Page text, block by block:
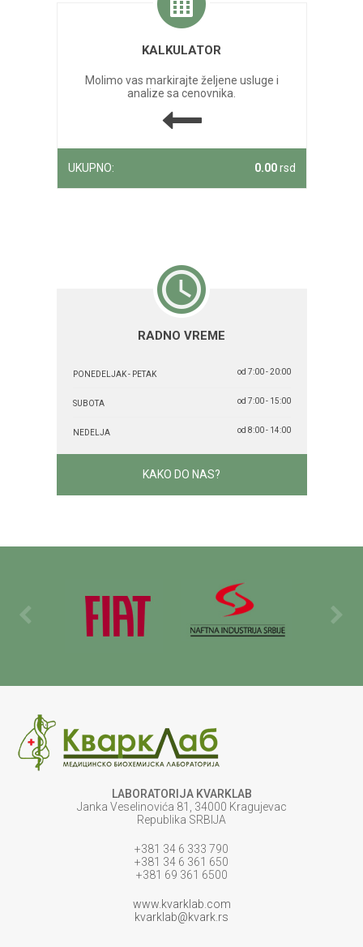
KALKULATOR
Molimo vas markirajte željene usluge i
analize sa cenovnika.
UKUPNO: 0.00rsd
RADNO VREME
PONEDELJAK - PETAK od 7:00 - 20:00
SUBOTA od 7:00 - 15:00
NEDELJA od 8:00 - 14:00
KAKO DO NAS?
LABORATORIJA KVARKLAB
Janka Veselinovića 81, 34000 Kragujevac
Republika SRBIJA
+381 34 6 333 790
+381 34 6 361 650
+381 69 361 6500
www.kvarklab.com
kvarklab@kvark.rs